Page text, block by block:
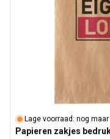
Lage voorraad: nog maar
Papieren zakjes